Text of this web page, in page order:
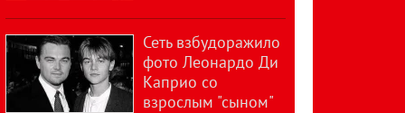
Сеть взбудоражило
фото Леонардо Ди
Каприо со
взрослым "сыном"